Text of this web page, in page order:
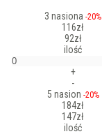
3 nasiona -20%
116zł
92zł
ilość
+
-
5 nasion -20%
184zł
147zł
ilość